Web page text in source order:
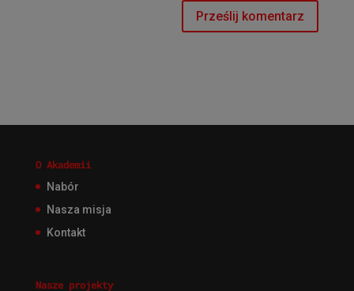
O Akademii
Nabór
Nasza misja
Kontakt
Nasze projekty